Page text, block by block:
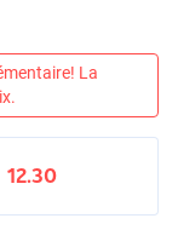
La
12.30